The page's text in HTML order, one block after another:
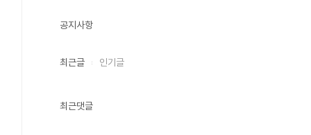
공지사항
최근글 인기글
최근댓글